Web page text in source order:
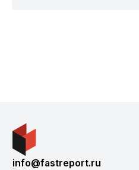
info@fastreport.ru